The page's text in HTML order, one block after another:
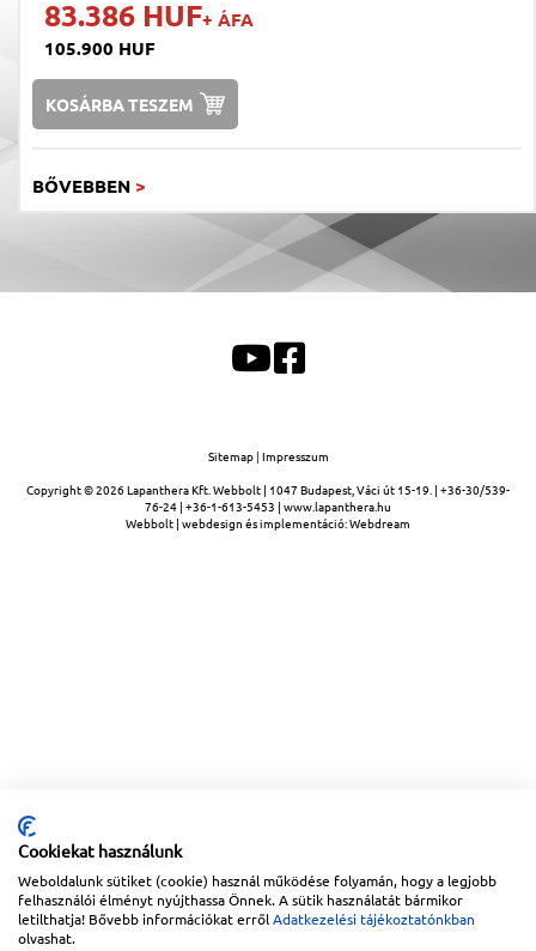
83.386 HUF+ ÁFA
105.900 HUF
KOSÁRBA TESZEM
BŐVEBBEN >
Sitemap | Impresszum
Copyright © 2026 Lapanthera Kft.Webbolt | 1047 Budapest,Váci út 15-19. | +36-30/539-
76-24 | +36-1-613-5453 | www.lapanthera.hu
Webbolt | webdesign és implementáció:Webdream
Cookiekat használunk
Weboldalunk sütiket (cookie) használ működése folyamán, hogy a legjobb
felhasználói élményt nyújthassa Önnek. A sütik használatát bármikor
letilthatja! Bővebb információkat errőlAdatkezelési tájékoztatónkban
olvashat.